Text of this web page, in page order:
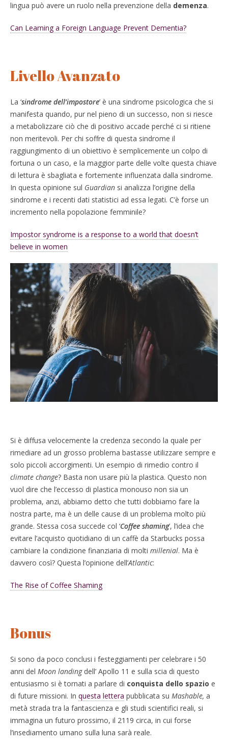
lingua può avere un ruolo nella prevenzione della demenza.
Can Learning a Foreign Language Prevent Dementia?
Livello Avanzato
La ‘sindrome dell’impostore’ è una sindrome psicologica che si
manifesta quando, pur nel pieno di un successo, non si riesce
a metabolizzare ciò che di positivo accade perché ci si ritiene
non meritevoli. Per chi soffre di questa sindrome il
raggiungimento di un obiettivo è semplicemente un colpo di
fortuna o un caso, e la maggior parte delle volte questa chiave
di lettura è sbagliata e fortemente influenzata dalla sindrome.
In questa opinione sul Guardian si analizza l’origine della
sindrome e i recenti dati statistici ad essa legati. C’è forse un
incremento nella popolazione femminile?
Impostor syndrome is a response to a world that doesn’t
believe in women
Si è diffusa velocemente la credenza secondo la quale per
rimediare ad un grosso problema bastasse utilizzare sempre e
solo piccoli accorgimenti. Un esempio di rimedio contro il
climate change? Basta non usare più la plastica. Questo non
vuol dire che l’eccesso di plastica monouso non sia un
problema, anzi, abbiamo detto che tutti dobbiamo fare la
nostra parte, ma è un delle cause di un problema molto più
grande. Stessa cosa succede col ‘Coffee shaming’, l’idea che
evitare l’acquisto quotidiano di un caffè da Starbucks possa
cambiare la condizione finanziaria di molti millenial. Ma è
davvero così? Questa l’opinione dell’Atlantic:
The Rise of Coffee Shaming
Bonus
Si sono da poco conclusi i festeggiamenti per celebrare i 50
anni del Moon landingdell’ Apollo 11 e sulla scia di questo
entusiasmo si è tornati a parlare di conquista dello spazio e
di future missioni. In questa lettera pubblicata su Mashable, a
metà strada tra la fantascienza e gli studi scientifici reali, si
immagina un futuro prossimo, il 2119 circa, in cui forse
l’insediamento umano sulla luna sarà reale.